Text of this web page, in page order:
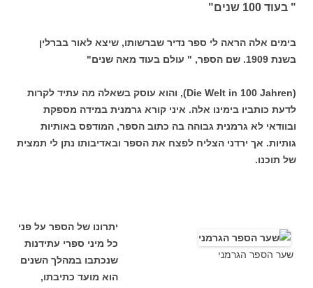
" בעוד 100 שנים"
בימים אלה הראה לי ספר נדיר שברשותו, שיצא לאור בברלין
בשנת 1909. שם הספר, " עולם בעוד מאה שנים"
(Die Welt in 100 Jahren), והוא עוסק בשאלה מה עתיד לקרות
לדעת כותביו בימינו אלה. איני קורא גרמנית במידה מספקת
ובוודאי לא גרמנית גבוהה בה כתוב הספר, המודפס באותיות
גותיות. אך ירדני הצליח לפצח את הספר ובאדיבותו נתן לי תמצית
של תוכנו.
שער הספר הגרמני
יתרונו של הספר על פני
כל מיני ספרי עתידנות
שנכתבו במהלך השנים
הוא מועד כתיבתו,